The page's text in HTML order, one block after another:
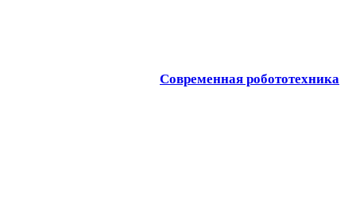
Современная робототехника